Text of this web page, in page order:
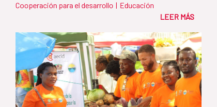
Cooperación para el desarrollo | Educación
LEER MÁS